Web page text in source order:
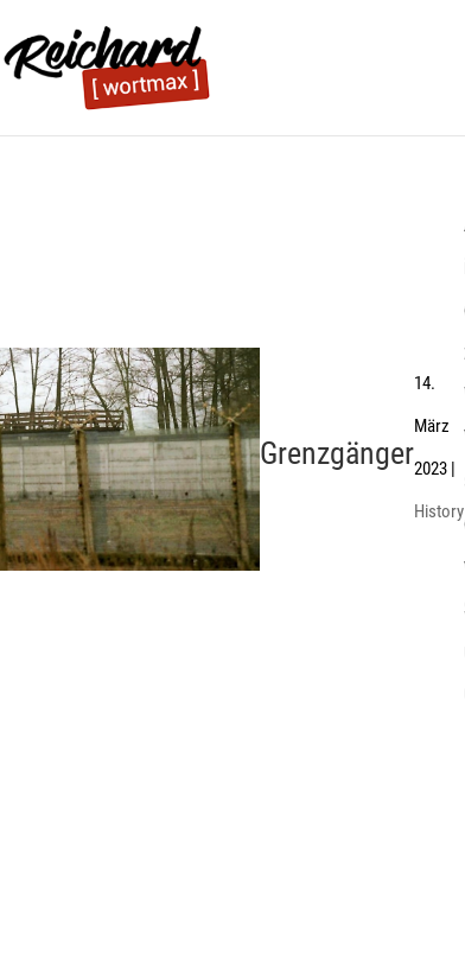
Grenzgänger
14.
März
2023|
History